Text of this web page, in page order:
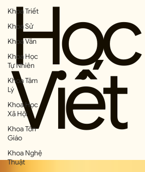
Khoa Triết
Khoa Sử
Khoa Văn
Khoa Học
Tự Nhiên
Khoa Tâm
Lý
Khoa Học
Xã Hội
Khoa Tôn
Giáo
Khoa Nghệ
Thuật
Học
Viết